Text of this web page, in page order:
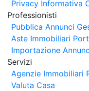
Privacy Informativa
Professionisti
Pubblica Annunci
Aste Immobiliari
Importazione
Servizi
Agenzie Immobiliari
Valuta Casa